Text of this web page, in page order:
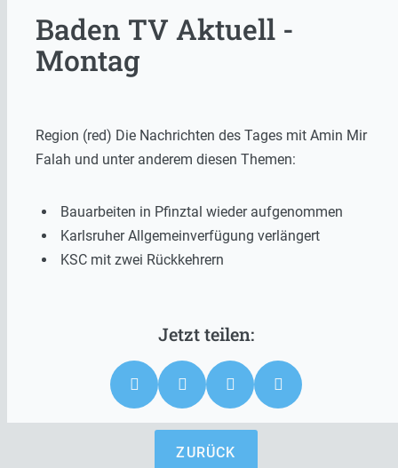
Baden TV Aktuell -
Montag
Region (red) Die Nachrichten des Tages mit Amin Mir
Falah und unter anderem diesen Themen:
Bauarbeiten in Pfinztal wieder aufgenommen
Karlsruher Allgemeinverfügung verlängert
KSC mit zwei Rückkehrern
ZURÜCK